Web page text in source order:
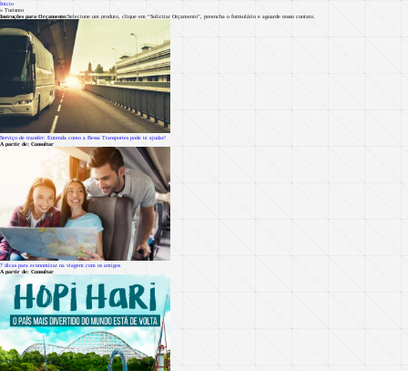
Início
» Turismo
Instruções para Orçamento:Selecione um produto, clique em “Solicitar Orçamento”, preencha o formulário e aguarde nosso contato.
Serviço de transfer: Entenda como a Bessa Transportes pode te ajudar!
A partir de: Consultar
7 dicas para economizar na viagem com os amigos
A partir de: Consultar